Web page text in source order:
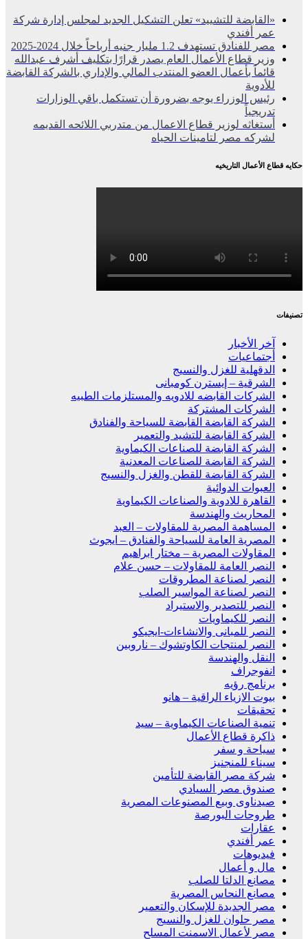
«القابضة للتشييد» تعلن التشكيل الجديد لمجلس إدارة شركة
عمر أفندي
مصر للفنادق تستهدف 1.2 مليار جنيه أرباحاً خلال 2024-2025
وزير قطاع الأعمال العام يصدر قرارًا بتكليف أشرف عبدالله
قائماً بأعمال العضو المنتدب المالي والإداري بالشركة القابضة
للأدوية
رئيس الوزراء يوجه بضرورة أن تستكمل باقي الوزارات
تدريجياً
أستغاثه لوزير قطاع الاعمال من متدربي اللائحه القديمه
لشركه مصر لتامينات الحياه
حكايه قطاع الأعمال التاريخيه
تصنيفات
آخر الأخبار
أجتماعيات
الدقهلية للغزل والنسيج
الشرقية – إيسترن كومبانى
الشركات القابضه للادويه والمستلزمات الطبيه
الشركات المشتركة
الشركة القابضة القابضة للسياحة والفنادق
الشركة القابضة للتشيد والتعمير
الشركة القابضة للصناعات الكيماوية
الشركة القابضة للصناعات المعدنية
الشركة القابضة للقطن والغزل والنسيج
العبوات الدوائية
القاهرة للادوية والصناعات الكيماوية
المحاريث والهندسة
المساهمة المصرية للمقاولات – العبد
المصرية العامة للسياحة والفنادق – ايجوث
المقاولات المصرية – مختار ابراهيم
النصر العامة للمقاولات – حسن علام
النصر لصناعة المطروقات
النصر لصناعة المواسير الصلب
النصر للتصدير والاستيراد
النصر للكيماويات
النصر للمبانى والانشاءات-ايجيكو
النصر لمنتجات الكاوتشوك – ناروبين
النقل والهندسة
انفوجراف
برنامج رؤيه
بيوت الازياء الراقية – هانو
تحقيقات
تنمية الصناعات الكيماوية – سيد
ذاكرة قطاع الأعمال
سياحة و سفر
سيناء للمنجنيز
شركة مصر القابضة للتأمين
صندوق مصر السيادي
صيدناوى وبيع المصنوعات المصرية
طروحات البورصة
عقارات
عمر أفندي
فيديوهات
مال و أعمال
مصانع الدلتا للصلب
مصانع النحاس المصرية
مصر الجديدة للإسكان والتعمير
مصر حلوان للغزل والنسيج
مصر لأعمال الاسمنت المسلح